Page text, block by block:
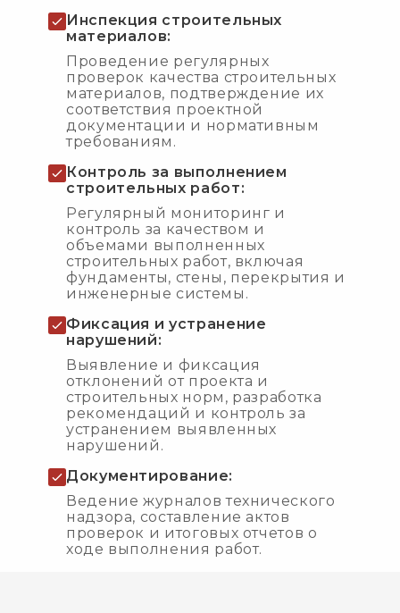
Инспекция строительных
материалов:
Проведение регулярных
проверок качества строительных
материалов, подтверждение их
соответствия проектной
документации и нормативным
требованиям.
Контроль за выполнением
строительных работ:
Регулярный мониторинг и
контроль за качеством и
объемами выполненных
строительных работ, включая
фундаменты, стены, перекрытия и
инженерные системы.
Фиксация и устранение
нарушений:
Выявление и фиксация
отклонений от проекта и
строительных норм, разработка
рекомендаций и контроль за
устранением выявленных
нарушений.
Документирование:
Ведение журналов технического
надзора, составление актов
проверок и итоговых отчетов о
ходе выполнения работ.